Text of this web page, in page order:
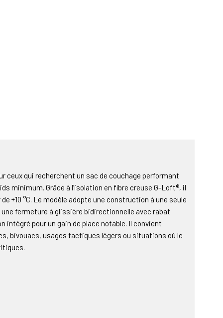
ceux qui recherchent un sac de couchage performant
minimum. Grâce à l’isolation en fibre creuse G-Loft®, il
+10 °C. Le modèle adopte une construction à une seule
fermeture à glissière bidirectionnelle avec rabat
intégré pour un gain de place notable. Il convient
bivouacs, usages tactiques légers ou situations où le